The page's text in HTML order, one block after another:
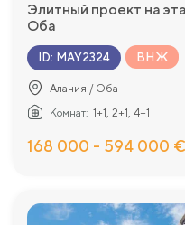
Элитный проект на
Оба
ID: MAY2324 ВНЖ
Алания / Оба
Комнат: 1+1, 2+1, 4+1
168 000 - 594 000 €